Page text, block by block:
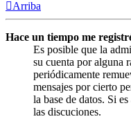
Arriba
Hace un tiempo me
Es posible que la
su cuenta por alguna
periódicamente
mensajes por cierto
la base de datos. Si
las discuciones.